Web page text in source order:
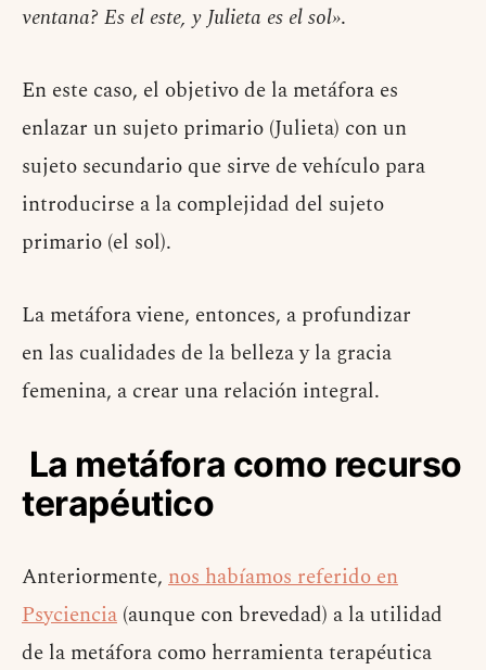
ventana? Es el este, y Julieta es el sol».
En este caso, el objetivo de la metáfora es
enlazar un sujeto primario (Julieta) con un
sujeto secundario que sirve de vehículo para
introducirse a la complejidad del sujeto
primario (el sol).
La metáfora viene, entonces, a profundizar
en las cualidades de la belleza y la gracia
femenina, a crear una relación integral.
La metáfora como recurso
terapéutico
Anteriormente, nos habíamos referido en
Psyciencia (aunque con brevedad) a la utilidad
de la metáfora como herramienta terapéutica